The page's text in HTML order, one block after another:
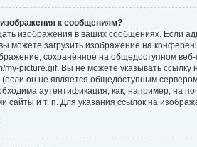
к сообщениям?
изображения в ваших сообщениях. Если
можете загрузить изображение на
сохранённое на общедоступном
my-picture.gif. Вы не можете указывать
он не является общедоступным
аутентификация, как, например, на
и т. п. Для указания ссылок на